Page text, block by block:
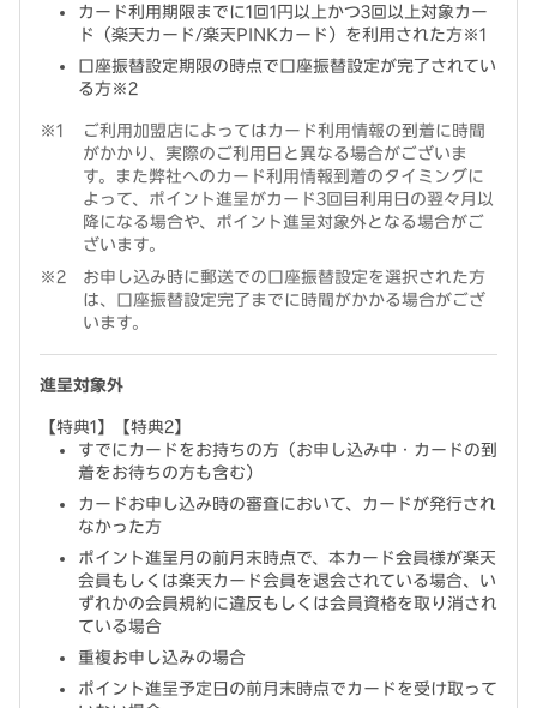
カード利用期限までに1回1円以上かつ3回以上対象カー
ド（楽天カード/楽天PINKカード）を利用された方※1
口座振替設定期限の時点で口座振替設定が完了されてい
る方※2
ご利用加盟店によってはカード利用情報の到着に時間
がかかり、実際のご利用日と異なる場合がございま
す。また弊社へのカード利用情報到着のタイミングに
よって、ポイント進呈がカード3回目利用日の翌々月以
降になる場合や、ポイント進呈対象外となる場合がご
ざいます。
お申し込み時に郵送での口座振替設定を選択された方
は、口座振替設定完了までに時間がかかる場合がござ
います。
進呈対象外
【特典1】【特典2】
すでにカードをお持ちの方（お申し込み中・カードの到
着をお待ちの方も含む）
カードお申し込み時の審査において、カードが発行され
なかった方
ポイント進呈月の前月末時点で、本カード会員様が楽天
会員もしくは楽天カード会員を退会されている場合、い
ずれかの会員規約に違反もしくは会員資格を取り消され
ている場合
重複お申し込みの場合
ポイント進呈予定日の前月末時点でカードを受け取って